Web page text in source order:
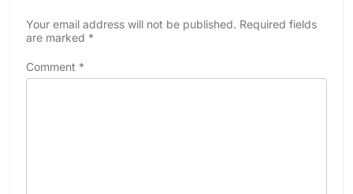
Your email address will not be published. Required fields
are marked *
Comment *